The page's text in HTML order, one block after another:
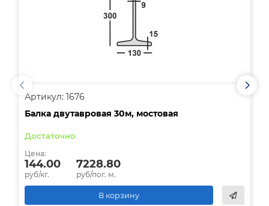
Артикул: 1676
Балка двутавровая 30м, мостовая
Достаточно
Цена:
144.00
руб/кг.
7228.80
руб/пог. м.
В корзину